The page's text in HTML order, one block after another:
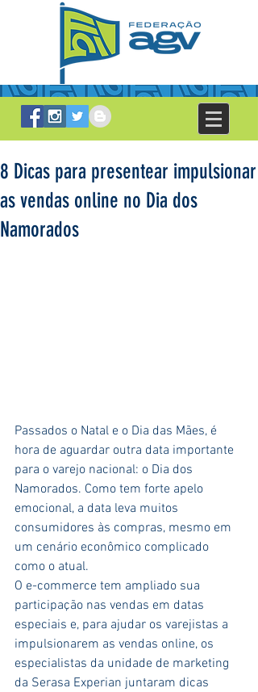
8 Dicas para presentear impulsionar
as vendas online no Dia dos
Namorados
Passados o Natal e o Dia das Mães, é
hora de aguardar outra data importante
para o varejo nacional: o Dia dos
Namorados. Como tem forte apelo
emocional, a data leva muitos
consumidores às compras, mesmo em
um cenário econômico complicado
como o atual.
O e-commerce tem ampliado sua
participação nas vendas em datas
especiais e, para ajudar os varejistas a
impulsionarem as vendas online, os
especialistas da unidade de marketing
da Serasa Experian juntaram dicas